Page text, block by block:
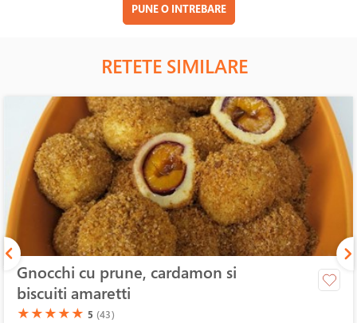
PUNE O INTREBARE
RETETE SIMILARE
Gnocchi cu prune, cardamon si
biscuiti amaretti
(*)
★(*)
★(*)
★(*)
★(*)
★ 5 (43)